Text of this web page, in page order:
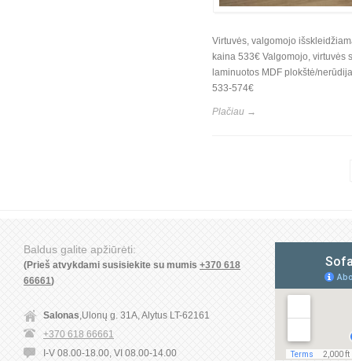
Virtuvės, valgomojo
kaina 533€ Valgomojo, virtuvės
laminuotos MDF plokštė/
533-574€
Plačiau →
Baldus galite apžiūrėti:
(Prieš atvykdami susisiekite su mumis +370 618
66661)
Salonas ,Ulonų g. 31A, Alytus LT-62161
+370 618 66661
I-V 08.00-18.00, VI 08.00-14.00